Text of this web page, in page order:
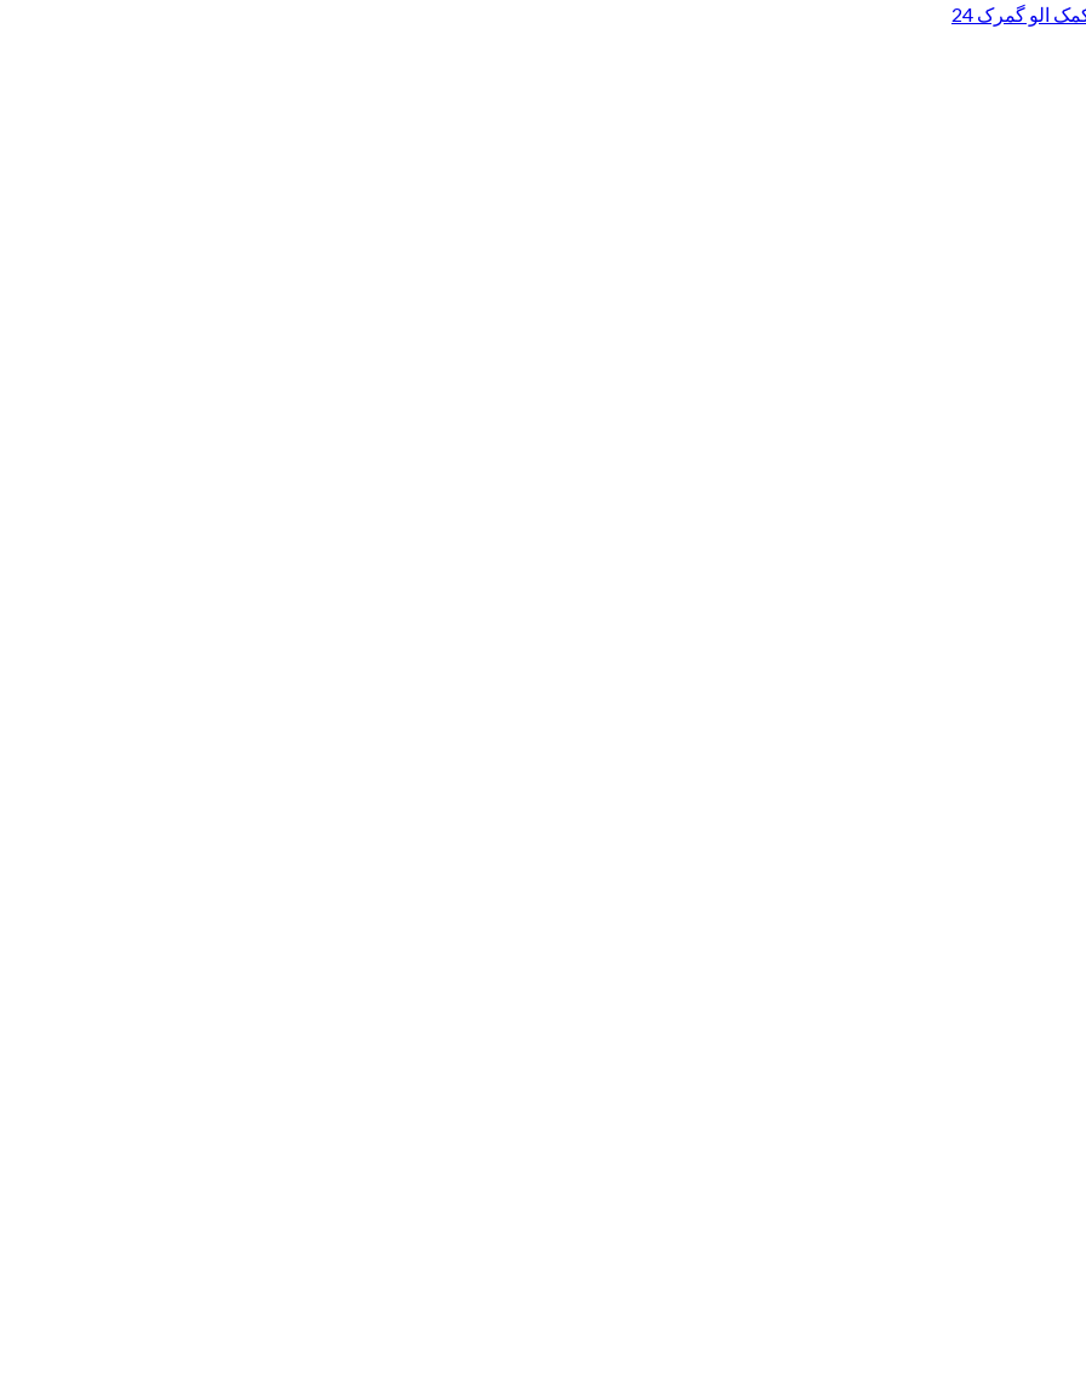
الو گمرک 24